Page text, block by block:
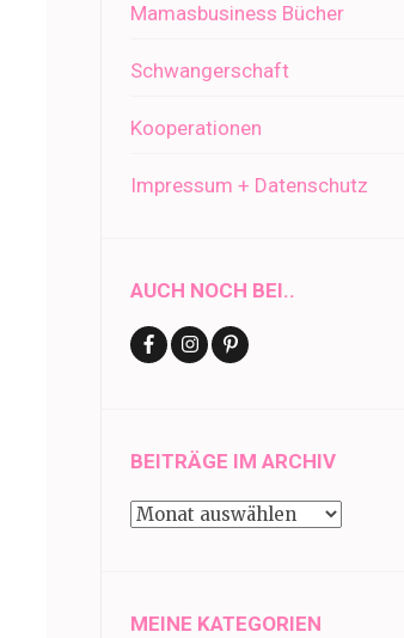
Mamasbusiness Bücher
Schwangerschaft
Kooperationen
Impressum + Datenschutz
AUCH NOCH BEI..
BEITRÄGE IM ARCHIV
Beiträge
MEINE KATEGORIEN